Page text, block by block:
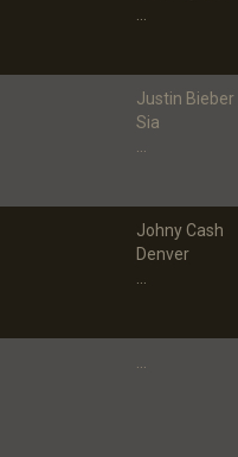
Justin Bieber
Sia
Johny Cash
Denver